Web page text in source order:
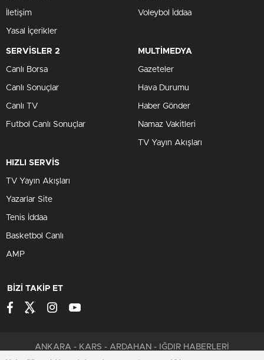
İletişim
Yasal İçerikler
Voleybol İddaa
SERVİSLER 2
Canlı Borsa
Canlı Sonuçlar
Canlı TV
Futbol Canlı Sonuçlar
MULTİMEDYA
Gazeteler
Hava Durumu
Haber Gönder
Namaz Vakitleri
TV Yayın Akışları
HIZLI SERVİS
TV Yayın Akışları
Yazarlar Site
Tenis İddaa
Basketbol Canlı
AMP
BİZİ TAKİP ET
ANKARA - KARS - ARDAHAN - IĞDIR HABERLERİ